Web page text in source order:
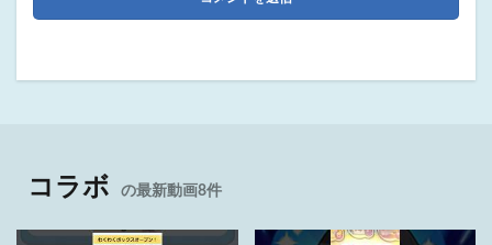
コラボ の最新動画8件